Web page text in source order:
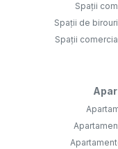
Spații
Spații de
Spații